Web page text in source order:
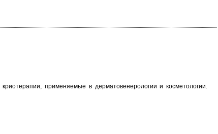
применяемые в дерматовенерологии и косметологии.